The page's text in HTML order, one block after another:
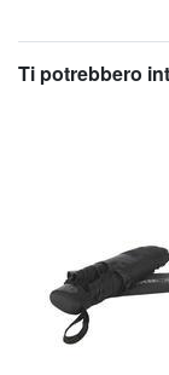
Ti potrebbero